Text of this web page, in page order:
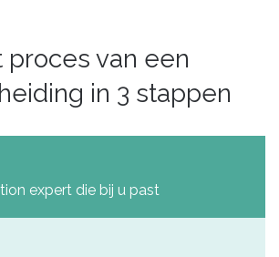
altijd te wijzen op de mogelijkheden
scheiding is pijnlijk maar betekent ook
goed begin maak je als emoties
en begrepen voelen.
proces van een
in 3 stappen
expert die bij u past